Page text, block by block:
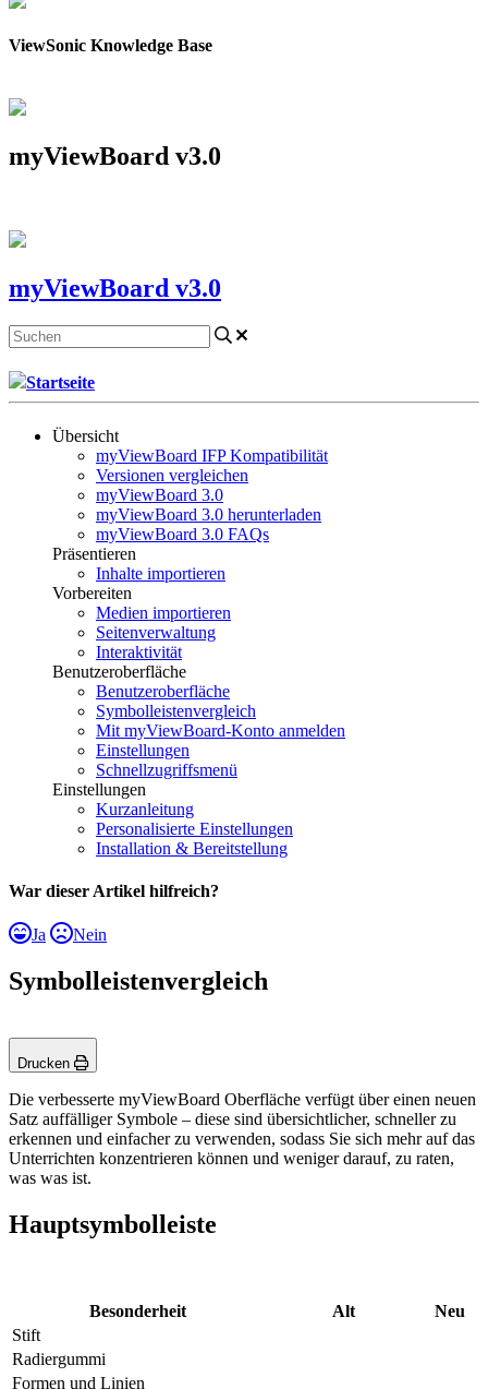
ViewSonic Knowledge Base
myViewBoard v3.0
myViewBoard v3.0
Startseite
Übersicht
myViewBoard IFP Kompatibilität
Versionen vergleichen
myViewBoard 3.0
myViewBoard 3.0 herunterladen
myViewBoard 3.0 FAQs
Präsentieren
Inhalte importieren
Vorbereiten
Medien importieren
Seitenverwaltung
Interaktivität
Benutzeroberfläche
Benutzeroberfläche
Symbolleistenvergleich
Mit myViewBoard-Konto anmelden
Einstellungen
Schnellzugriffsmenü
Einstellungen
Kurzanleitung
Personalisierte Einstellungen
Installation & Bereitstellung
War dieser Artikel hilfreich?
Ja Nein
Symbolleistenvergleich
Drucken
Die verbesserte myViewBoard Oberfläche verfügt über einen neuen
Satz auffälliger Symbole – diese sind übersichtlicher, schneller zu
erkennen und einfacher zu verwenden, sodass Sie sich mehr auf das
Unterrichten konzentrieren können und weniger darauf, zu raten,
was was ist.
Hauptsymbolleiste
Besonderheit Alt
Neu
Stift
Radiergummi
Formen und Linien